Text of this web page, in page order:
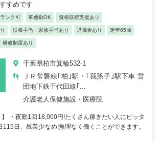
すめです
ンク可 車通勤OK 資格取得支援あり
扶養手当・家族手当あり 退職金あり 定年65歳
研修制度あり
千葉県柏市箕輪532-1
ＪＲ常磐線｢柏｣駅・｢我孫子｣駅下車 営
団地下鉄千代田線｢...
介護老人保健施設・医療院
】 ・夜勤1回18,000円!たくさん稼ぎたい人にピッタ
115日、残業少なめ!無理なく働くことができます。